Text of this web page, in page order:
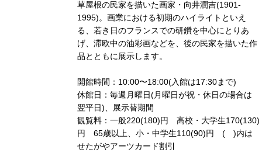
草屋根の民家を描いた画家・向井潤吉(1901-
1995)。画業における初期のハイライトといえ
る、若き日のフランスでの研鑽を中心にとりあ
げ、滞欧中の油彩画などを、後の民家を描いた作
品とともに展示します。
開館時間：10:00〜18:00(入館は17:30まで)
休館日：毎週月曜日(月曜日が祝・休日の場合は
翌平日)、展示替期間
観覧料：一般220(180)円 高校・大学生170(130)
円 65歳以上、小・中学生110(90)円 ( )内は
せたがやアーツカード割引